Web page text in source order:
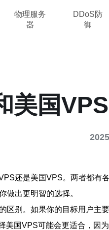
物理服务
器
DDoS防
御
美国
还是美国VPS。两者都有
做出更明智的选择。
区别。如果你的目标用户
国VPS可能会更适合，因